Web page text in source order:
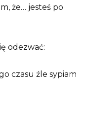
że… jesteś po
odezwać:
czasu źle sypiam